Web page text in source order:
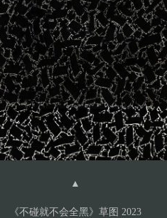
▲
《不碰就不会全黑》草图 2023